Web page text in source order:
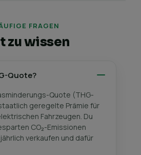
FRAGEN
zu wissen
Quote?
Quote (THG-
geregelte Prämie für
Fahrzeugen. Du
CO₂-Emissionen
verkaufen und dafür